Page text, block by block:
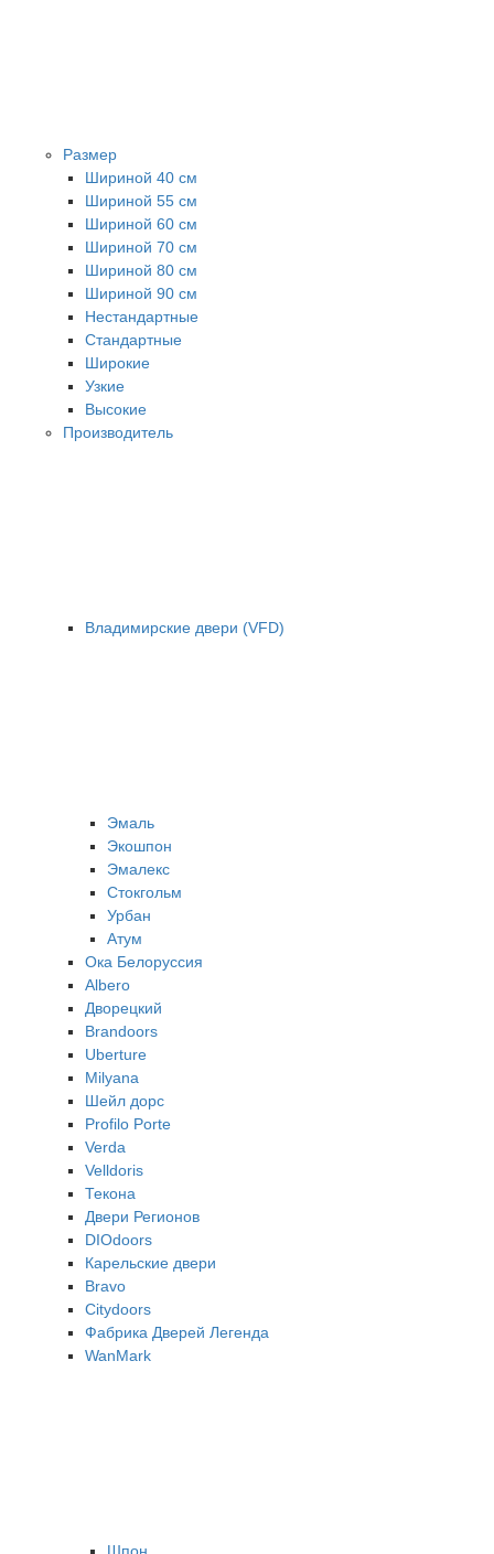
Размер
Шириной 40 см
Шириной 55 см
Шириной 60 см
Шириной 70 см
Шириной 80 см
Шириной 90 см
Нестандартные
Стандартные
Широкие
Узкие
Высокие
Производитель
Владимирские двери (VFD)
Эмаль
Экошпон
Эмалекс
Стокгольм
Урбан
Атум
Ока Белоруссия
Albero
Дворецкий
Brandoors
Uberture
Milyana
Шейл дорс
Profilo Porte
Verda
Velldoris
Текона
Двери Регионов
DIOdoors
Карельские двери
Bravo
Citydoors
Фабрика Дверей Легенда
WanMark